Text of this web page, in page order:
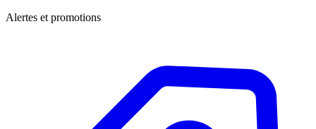
Alertes et promotions